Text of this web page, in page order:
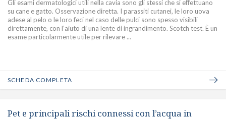
Gli esami dermatologici utili nella cavia sono gli stessi che si effettuano
su cane e gatto. Osservazione diretta. I parassiti cutanei, le loro uova
adese al pelo o le loro feci nel caso delle pulci sono spesso visibili
direttamente, con l’aiuto di una lente di ingrandimento. Scotch test. È un
esame particolarmente utile per rilevare ...
SCHEDA COMPLETA
Pet e principali rischi connessi con l’acqua in